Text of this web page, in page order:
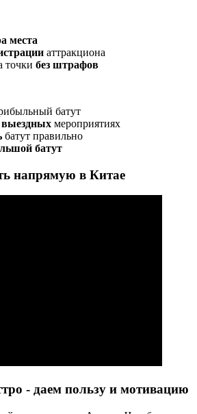
места
аттракциона
точки без штрафов
батут
выездных мероприятиях
батут правильно
батут
напрямую в Китае
- даем пользу и мотивацию